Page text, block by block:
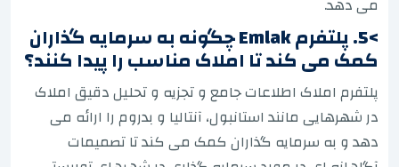
>5. پلتفرم Emlak چگونه به سرمایه گذاران
کمک می کند تا املاک مناسب را پیدا کنند؟
پلتفرم املاک اطلاعات جامع و تجزیه و تحلیل دقیق املاک
در شهرهایی مانند استانبول، آنتالیا و بدروم را ارائه می
دهد و به سرمایه گذاران کمک می کند تا تصمیمات